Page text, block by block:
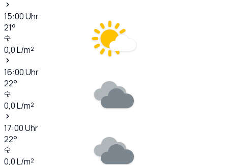
15:00Uhr
21°
0,0L/m²
16:00Uhr
22°
0,0L/m²
17:00Uhr
22°
0,0L/m²